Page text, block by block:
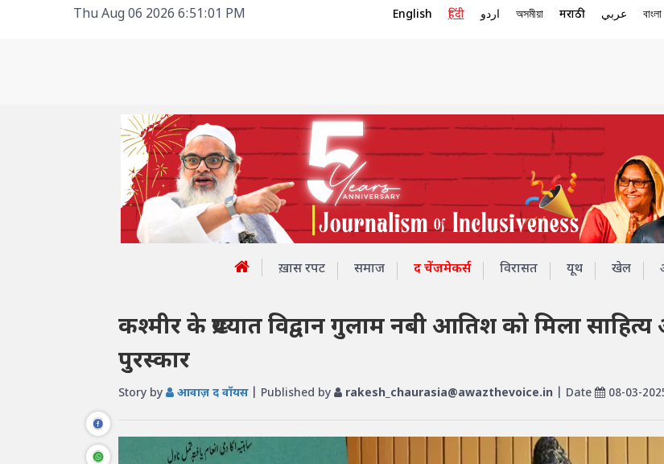
Thu Aug 06 2026 6:51:01 PM English हिंदी اردو অসমীয়া मराठी عربي বাংলা
ख़ास रपट समाज द चेंजमेकर्स विरासत यूथ खेल
कश्मीर के प्रख्यात विद्वान गुलाम नबी आतिश को मिला
पुरस्कार
Story by आवाज़ द वॉयस | Published by rakesh_chaurasia@awazthevoice.in | Date 08-03-